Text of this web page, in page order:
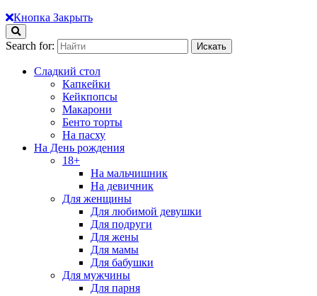
Кнопка Закрыть
Search for:
Сладкий стол
Капкейки
Кейкпопсы
Макарони
Бенто торты
На пасху
На День рождения
18+
На мальчишник
На девичник
Для женщины
Для любимой девушки
Для подруги
Для жены
Для мамы
Для бабушки
Для мужчины
Для парня